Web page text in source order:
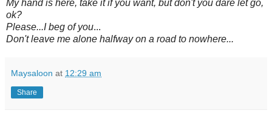
My hand is here, take it if you want, but don't you dare let go,
ok?
Please...I beg of you...
Don't leave me alone halfway on a road to nowhere...
Maysaloon at 12:29 am
Share